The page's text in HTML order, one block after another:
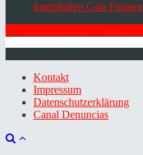
Immobilien Cala Figuera
Kontakt
Impressum
Datenschutzerklärung
Canal Denuncias